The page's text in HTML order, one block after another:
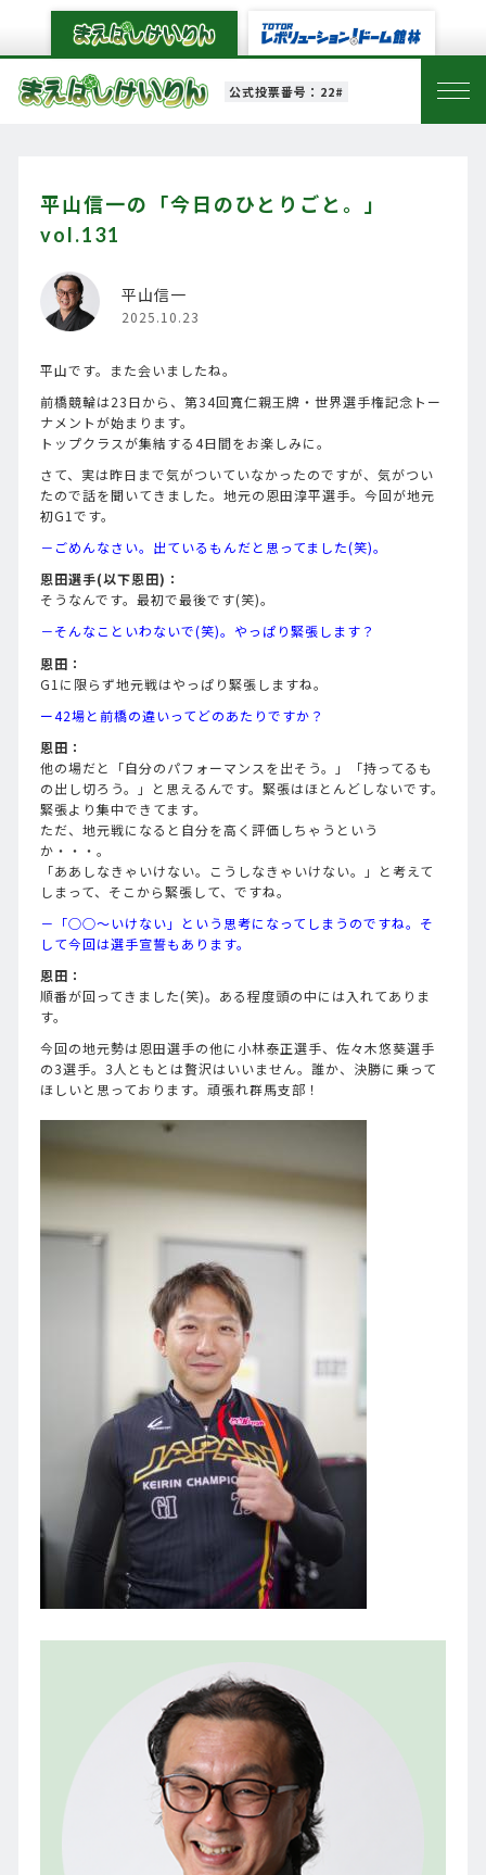
公式投票番号：22#
平山信一の「今日のひとりごと。」
vol.131
平山信一
2025.10.23
平山です。また会いましたね。
前橋競輪は23日から、第34回寬仁親王牌・世界選手権記念トー
ナメントが始まります。
トップクラスが集結する4日間をお楽しみに。
さて、実は昨日まで気がついていなかったのですが、気がつい
たので話を聞いてきました。地元の恩田淳平選手。今回が地元
初G1です。
－ごめんなさい。出ているもんだと思ってました(笑)。
恩田選手(以下恩田)：
そうなんです。最初で最後です(笑)。
－そんなこといわないで(笑)。やっぱり緊張します？
恩田：
G1に限らず地元戦はやっぱり緊張しますね。
ー42場と前橋の違いってどのあたりですか？
恩田：
他の場だと「自分のパフォーマンスを出そう。」「持ってるも
の出し切ろう。」と思えるんです。緊張はほとんどしないです。
緊張より集中できてます。
ただ、地元戦になると自分を高く評価しちゃうという
か・・・。
「ああしなきゃいけない。こうしなきゃいけない。」と考えて
しまって、そこから緊張して、ですね。
－「○○～いけない」という思考になってしまうのですね。そ
して今回は選手宣誓もあります。
恩田：
順番が回ってきました(笑)。ある程度頭の中には入れてありま
す。
今回の地元勢は恩田選手の他に小林泰正選手、佐々木悠葵選手
の3選手。3人ともとは贅沢はいいません。誰か、決勝に乗って
ほしいと思っております。頑張れ群馬支部！